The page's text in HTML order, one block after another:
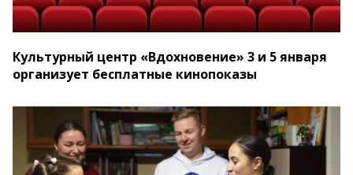
Культурный центр «Вдохновение» 3 и 5 января
организует бесплатные кинопоказы